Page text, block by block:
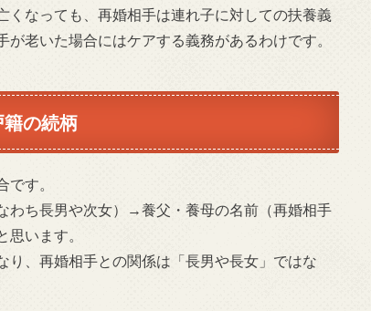
なっても、再婚相手は連れ子に対しての扶養義
老いた場合にはケアする義務があるわけです。
の続柄
す。
ち長男や次女）→養父・養母の名前（再婚相手
います。
、再婚相手との関係は「長男や長女」ではな